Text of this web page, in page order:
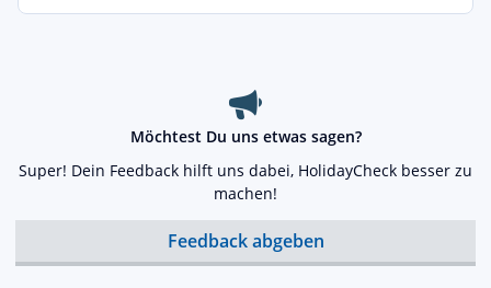
Möchtest Du uns etwas sagen?
Super! Dein Feedback hilft uns dabei, HolidayCheck besser zu
machen!
Feedback abgeben